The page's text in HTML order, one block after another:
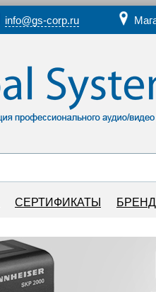
info@gs-corp.ru
СЕРТИФИКАТЫ